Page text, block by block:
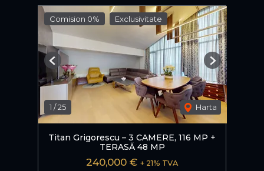
Comision 0% Exclusivitate
1 /25 Harta
Previous Next
Titan Grigorescu – 3 CAMERE, 116 MP +
TERASĂ 48 MP
240,000 € + 21% TVA